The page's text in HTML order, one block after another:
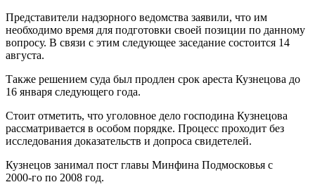
Представители надзорного ведомства заявили, что им
необходимо время для подготовки своей позиции по данному
вопросу. В связи с этим следующее заседание состоится 14
августа.
Также решением суда был продлен срок ареста Кузнецова до
16 января следующего года.
Стоит отметить, что уголовное дело господина Кузнецова
рассматривается в особом порядке. Процесс проходит без
исследования доказательств и допроса свидетелей.
Кузнецов занимал пост главы Минфина Подмосковья с
2000-го по 2008 год.